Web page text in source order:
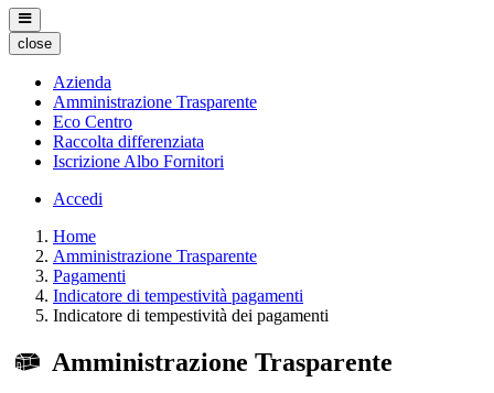
close
Azienda
Amministrazione Trasparente
Eco Centro
Raccolta differenziata
Iscrizione Albo Fornitori
Accedi
Home
Amministrazione Trasparente
Pagamenti
Indicatore di tempestività pagamenti
Indicatore di tempestività dei pagamenti
Amministrazione Trasparente